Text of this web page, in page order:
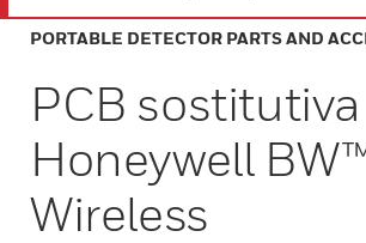
PORTABLE DETECTOR PARTS AND
PCB sostitutiva
Honeywell
Wireless